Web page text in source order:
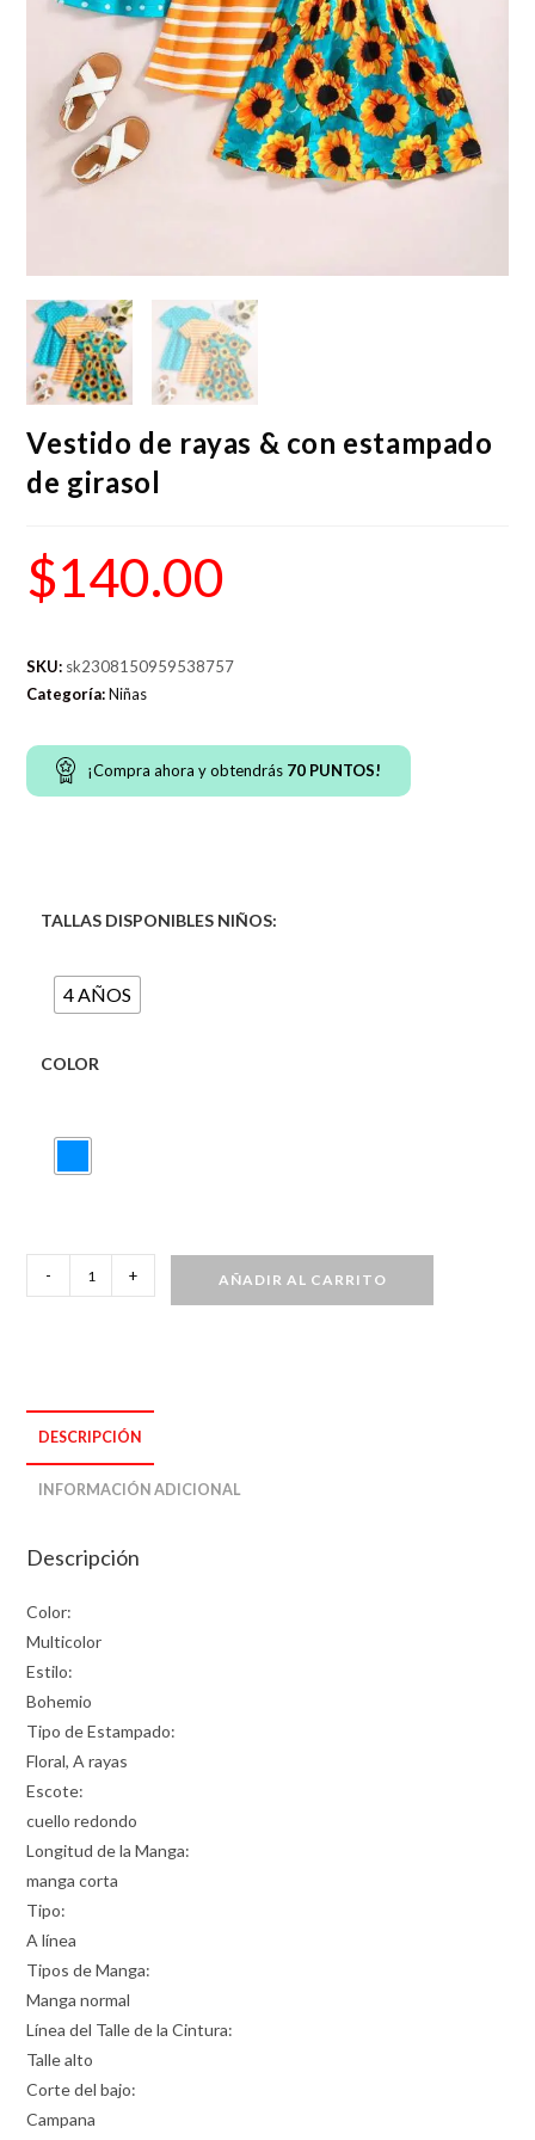
Vestido de rayas & con estampado
de girasol
$140.00
SKU: sk2308150959538757
Categoría:Niñas
¡Compra ahora y obtendrás 70 PUNTOS!
TALLAS DISPONIBLES NIÑOS:
4 AÑOS
COLOR
de
estampado
de
- + AÑADIR AL CARRITO
DESCRIPCIÓN
INFORMACIÓN ADICIONAL
Descripción
Color:
Multicolor
Estilo:
Bohemio
Tipo de Estampado:
Floral, A rayas
Escote:
cuello redondo
Longitud de la Manga:
manga corta
Tipo:
A línea
Tipos de Manga:
Manga normal
Línea del Talle de la Cintura:
Talle alto
Corte del bajo:
Campana